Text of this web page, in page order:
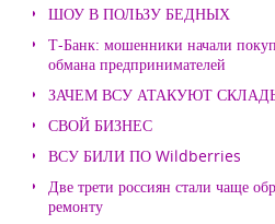
ШОУ В ПОЛЬЗУ БЕДНЫХ
Т-Банк: мошенники начали
обмана предпринимателей
ЗАЧЕМ ВСУ АТАКУЮТ
СВОЙ БИЗНЕС
ВСУ БИЛИ ПО Wildberries
Две трети россиян стали чаще
ремонту